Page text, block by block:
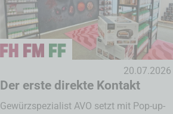
20.07.2026
Der erste direkte Kontakt
Gewürzspezialist AVO setzt mit Pop-up-